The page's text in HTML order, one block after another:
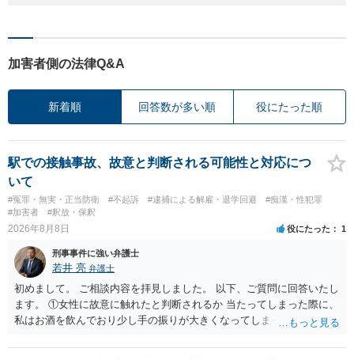
加害者側の法律Q&A
新着順 回答数が多い順 役にたった順
駅での接触事故、故意と判断される可能性と対応につ
いて
#冤罪・無実・正当防衛 #不起訴 #逮捕による解雇・退学回避
#痴漢・性犯罪
#加害者
#釈放・保釈
2026年8月8日 役にたった 1
刑事事件に強い弁護士
若井 亮 弁護士
初めまして。 ご相談内容を拝見しました。 以下、ご質問に回答いたし
ます。 ①女性に故意に触れたと判断されるか 当たってしまった際に、
私はお酒を飲んでおり少し手の振りが大きくなってしまっていたこと
いた場合、故意だと判定されやすいのでしょうか？ お伺いする限り、